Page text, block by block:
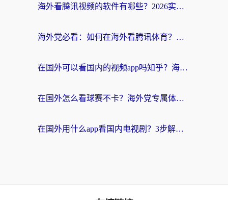
海外看腾讯视频的软件有哪些？2026实测有效，留学生都在用的回国加速器指南
海外党必看：如何在海外看腾讯体育？解决赛事直播地区限制的终极指南
在国外可以看国内的视频app吗知乎？海外党亲测有效的追剧加速方案
在国外怎么看球赛不卡？海外党专属体育直播自由指南
在国外用什么app看国内电视剧？3步解决版权限制+卡顿难题